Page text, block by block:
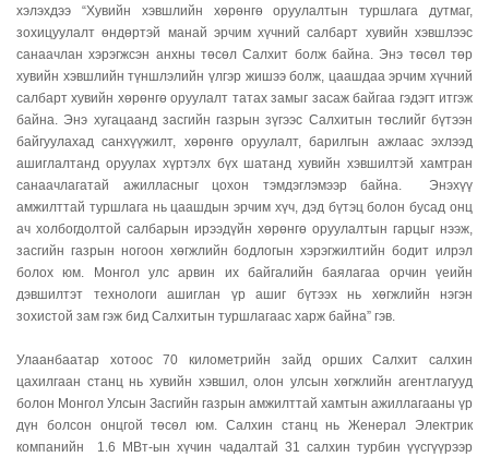
хэлэхдээ “Хувийн хэвшлийн хөрөнгө оруулалтын туршлага дутмаг,
зохицуулалт өндөртэй манай эрчим хүчний салбарт хувийн хэвшлээс
санаачлан хэрэгжсэн анхны төсөл Салхит болж байна. Энэ төсөл төр
хувийн хэвшлийн түншлэлийн үлгэр жишээ болж, цаашдаа эрчим хүчний
салбарт хувийн хөрөнгө оруулалт татах замыг засаж байгаа гэдэгт итгэж
байна. Энэ хугацаанд засгийн газрын зүгээс Салхитын төслийг бүтээн
байгуулахад санхүүжилт, хөрөнгө оруулалт, барилгын ажлаас эхлээд
ашиглалтанд оруулах хүртэлх бүх шатанд хувийн хэвшилтэй хамтран
санаачлагатай ажилласныг цохон тэмдэглэмээр байна. Энэхүү
амжилттай туршлага нь цаашдын эрчим хүч, дэд бүтэц болон бусад онц
ач холбогдолтой салбарын ирээдүйн хөрөнгө оруулалтын гарцыг нээж,
засгийн газрын ногоон хөгжлийн бодлогын хэрэгжилтийн бодит илрэл
болох юм. Монгол улс арвин их байгалийн баялагаа орчин үеийн
дэвшилтэт технологи ашиглан үр ашиг бүтээх нь хөгжлийн нэгэн
зохистой зам гэж бид Салхитын туршлагаас харж байна” гэв.
Улаанбаатар хотоос 70 километрийн зайд орших Салхит салхин
цахилгаан станц нь хувийн хэвшил, олон улсын хөгжлийн агентлагууд
болон Монгол Улсын Засгийн газрын амжилттай хамтын ажиллагааны үр
дүн болсон онцгой төсөл юм. Салхин станц нь Женерал Электрик
компанийн 1.6 МВт-ын хүчин чадалтай 31 салхин турбин үүсгүүрээр